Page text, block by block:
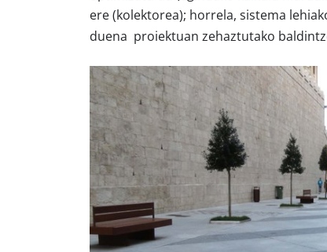
ere (kolektorea); horrela, sistema
duena proiektuan zehaztutako